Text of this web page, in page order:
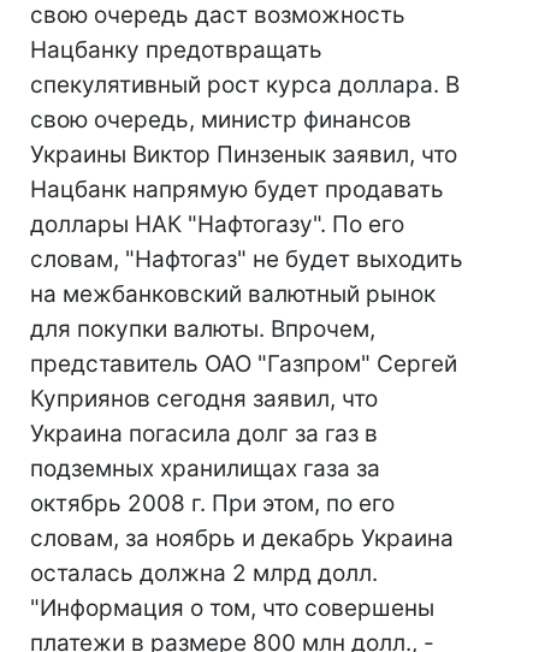
свою очередь даст возможность
Нацбанку предотвращать
спекулятивный рост курса доллара. В
свою очередь, министр финансов
Украины Виктор Пинзенык заявил, что
Нацбанк напрямую будет продавать
доллары НАК "Нафтогазу". По его
словам, "Нафтогаз" не будет выходить
на межбанковский валютный рынок
для покупки валюты. Впрочем,
представитель ОАО "Газпром" Сергей
Куприянов сегодня заявил, что
Украина погасила долг за газ в
подземных хранилищах газа за
октябрь 2008 г. При этом, по его
словам, за ноябрь и декабрь Украина
осталась должна 2 млрд долл.
"Информация о том, что совершены
платежи в размере 800 млн долл., -